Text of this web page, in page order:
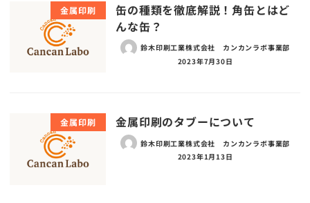
金属印刷
缶の種類を徹底解説！角缶とはど
んな缶？
鈴木印刷工業株式会社 カンカンラボ事業部
2023年7月30日
金属印刷 金属印刷のタブーについて
鈴木印刷工業株式会社 カンカンラボ事業部
2023年1月13日